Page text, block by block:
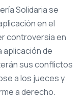
Solidaria se
en el
controversia en
aplicación de
sus conflictos
a los jueces y
a derecho.